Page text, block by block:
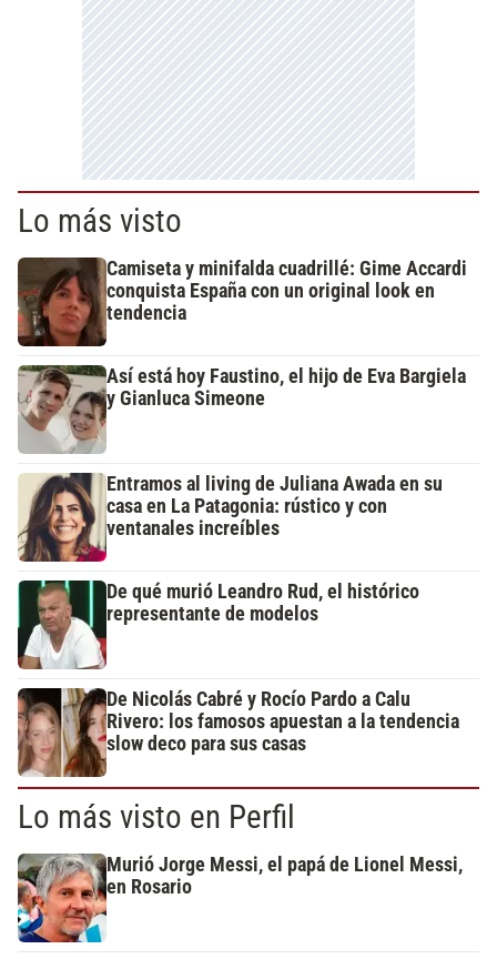
Lo más visto
Camiseta y minifalda cuadrillé: Gime Accardi
conquista España con un original look en
tendencia
Así está hoy Faustino, el hijo de Eva Bargiela
y Gianluca Simeone
Entramos al living de Juliana Awada en su
casa en La Patagonia: rústico y con
ventanales increíbles
De qué murió Leandro Rud, el histórico
representante de modelos
De Nicolás Cabré y Rocío Pardo a Calu
Rivero: los famosos apuestan a la tendencia
slow deco para sus casas
Lo más visto en Perfil
Murió Jorge Messi, el papá de Lionel Messi,
en Rosario